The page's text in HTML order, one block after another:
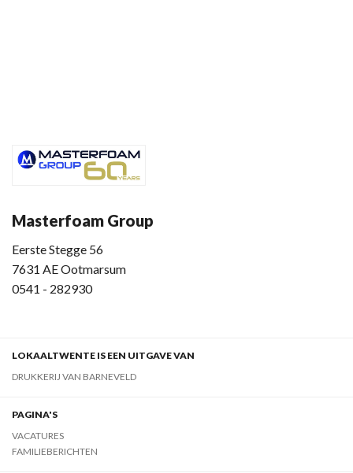
Masterfoam Group
Eerste Stegge 56
7631 AE Ootmarsum
0541 - 282930
LOKAALTWENTE IS EEN UITGAVE VAN
DRUKKERIJ VAN BARNEVELD
PAGINA'S
VACATURES
FAMILIEBERICHTEN